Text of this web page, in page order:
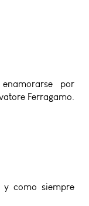
por
Ferragamo.
y como siempre